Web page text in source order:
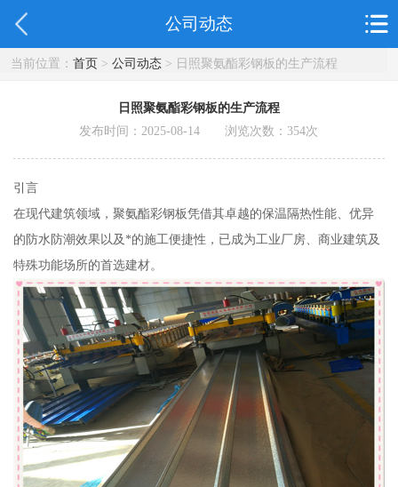
公司动态
当前位置： 首页> 公司动态> 日照聚氨酯彩钢板的生产流程
日照聚氨酯彩钢板的生产流程
发布时间：2025-08-14 浏览次数：354次
引言
在现代建筑领域，聚氨酯彩钢板凭借其卓越的保温隔热性能、优异
的防水防潮效果以及*的施工便捷性，已成为工业厂房、商业建筑及
特殊功能场所的首选建材。